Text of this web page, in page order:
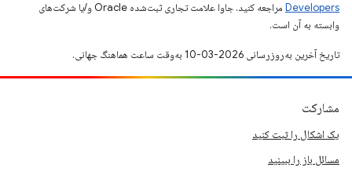
Developers‏
مراجعه کنید. جاوا علامت تجاری ثبت‌شده Oracle و/یا شرکت‌های
وابسته به آن است.
تاریخ آخرین به‌روزرسانی 2026-03-10 به‌وقت ساعت هماهنگ جهانی.
مشارکت
یک اشکال را ثبت کنید
مسائل باز را ببینید